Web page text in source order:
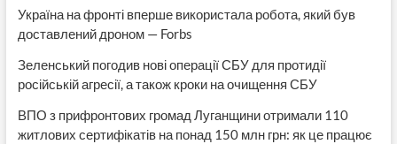
Україна на фронті вперше використала робота, який був
доставлений дроном — Forbs
Зеленський погодив нові операції СБУ для протидії
російській агресії, а також кроки на очищення СБУ
ВПО з прифронтових громад Луганщини отримали 110
житлових сертифікатів на понад 150 млн грн: як це працює